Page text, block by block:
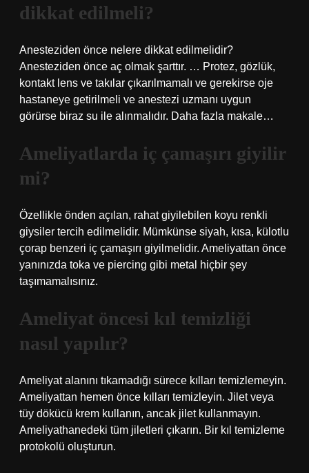
dikkat edilmeli?
Anesteziden önce nelere dikkat edilmelidir?
Anesteziden önce aç olmak şarttır. … Protez, gözlük,
kontakt lens ve takılar çıkarılmamalı ve gerekirse oje
hastaneye getirilmeli ve anestezi uzmanı uygun
görürse biraz su ile alınmalıdır. Daha fazla makale…
Ameliyatlarda iç çamaşırı giyilir
mi?
Özellikle önden açılan, rahat giyilebilen koyu renkli
giysiler tercih edilmelidir. Mümkünse siyah, kısa, külotlu
çorap benzeri iç çamaşırı giyilmelidir. Ameliyattan önce
yanınızda toka ve piercing gibi metal hiçbir şey
taşımamalısınız.
Ameliyat öncesi kıl temizliği
nasıl yapılır?
Ameliyat alanını tıkamadığı sürece kılları temizlemeyin.
Ameliyattan hemen önce kılları temizleyin. Jilet veya
tüy dökücü krem ​​kullanın, ancak jilet kullanmayın.
Ameliyathanedeki tüm jiletleri çıkarın. Bir kıl temizleme
protokolü oluşturun.